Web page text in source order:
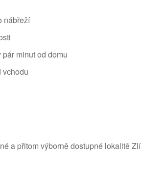
nábřeží
minut od domu
vchodu
a přitom výborně dostupné lokalitě